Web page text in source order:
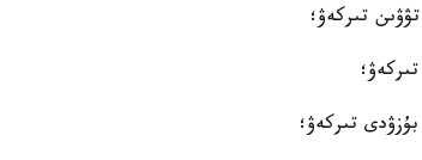
تىركەۋ؛
تىركەۋ؛